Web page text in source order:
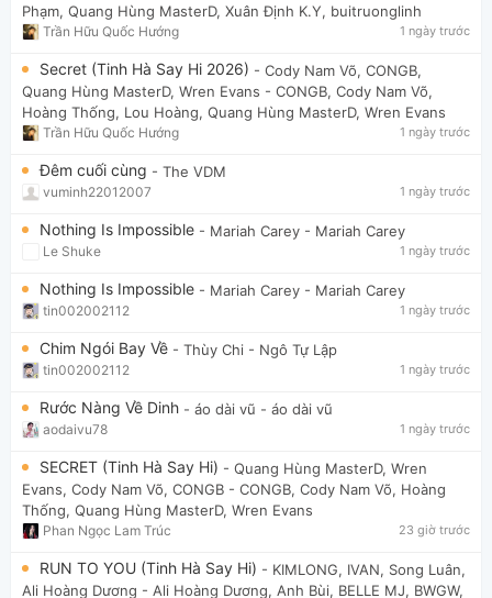
Phạm, Quang Hùng MasterD, Xuân Định K.Y, buitruonglinh
Trần Hữu Quốc Hướng 1 ngày trước
Secret (Tinh Hà Say Hi 2026) - Cody Nam Võ, CONGB,
Quang Hùng MasterD, Wren Evans - CONGB, Cody Nam Võ,
Hoàng Thống, Lou Hoàng, Quang Hùng MasterD, Wren Evans
Trần Hữu Quốc Hướng 1 ngày trước
Đêm cuối cùng - The VDM
vuminh22012007 1 ngày trước
Nothing Is Impossible - Mariah Carey - Mariah Carey
Le Shuke 1 ngày trước
Nothing Is Impossible - Mariah Carey - Mariah Carey
tin002002112 1 ngày trước
Chim Ngói Bay Về - Thùy Chi - Ngô Tự Lập
tin002002112 1 ngày trước
Rước Nàng Về Dinh - áo dài vũ - áo dài vũ
aodaivu78 1 ngày trước
SECRET (Tinh Hà Say Hi) - Quang Hùng MasterD, Wren
Evans, Cody Nam Võ, CONGB - CONGB, Cody Nam Võ, Hoàng
Thống, Quang Hùng MasterD, Wren Evans
Phan Ngọc Lam Trúc 23 giờ trước
RUN TO YOU (Tinh Hà Say Hi) - KIMLONG, IVAN, Song Luân,
Ali Hoàng Dương - Ali Hoàng Dương, Anh Bùi, BELLE MJ, BWGW,